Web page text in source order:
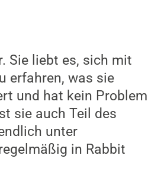
Sie liebt es, sich mit
erfahren, was sie
und hat kein Problem
sie auch Teil des
unter
in Rabbit